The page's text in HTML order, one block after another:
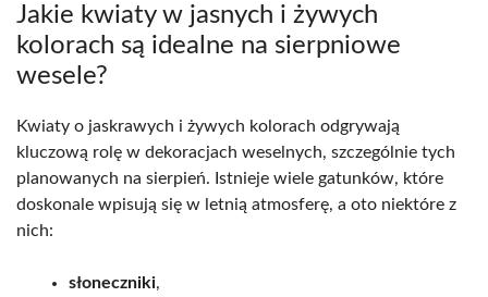
Jakie kwiaty w jasnych i żywych
kolorach są idealne na sierpniowe
wesele?
Kwiaty o jaskrawych i żywych kolorach odgrywają
kluczową rolę w dekoracjach weselnych, szczególnie tych
planowanych na sierpień. Istnieje wiele gatunków, które
doskonale wpisują się w letnią atmosferę, a oto niektóre z
nich:
słoneczniki,